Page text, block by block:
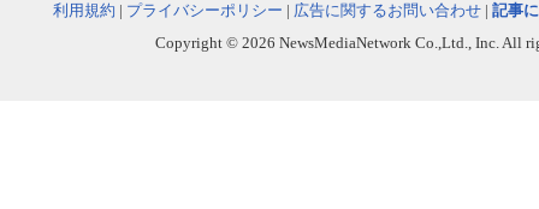
利用規約 | プライバシーポリシー | 広告に関するお問い合わせ | 記事
Copyright © 2026 NewsMediaNetwork Co.,Ltd., Inc. All